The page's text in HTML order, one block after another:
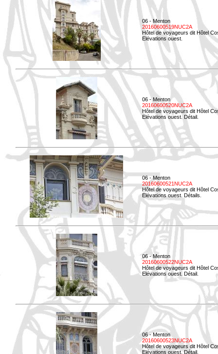
06 - Menton
20160600519NUC2A
Hôtel de voyageurs dit Hôtel
Elévations ouest.
06 - Menton
20160600520NUC2A
Hôtel de voyageurs dit Hôtel
Elévations ouest. Détail.
06 - Menton
20160600521NUC2A
Hôtel de voyageurs dit Hôtel
Elévations ouest. Détails.
06 - Menton
20160600522NUC2A
Hôtel de voyageurs dit Hôtel
Elévations ouest. Détail.
06 - Menton
20160600523NUC2A
Hôtel de voyageurs dit Hôtel
Elévations ouest. Détail.